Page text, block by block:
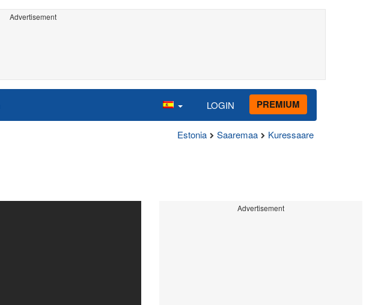
Advertisement
LOGIN PREMIUM
Estonia Saaremaa Kuressaare
Advertisement